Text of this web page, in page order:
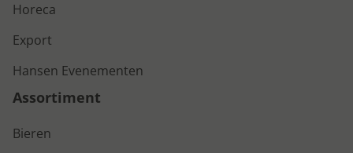
Horeca
Export
Hansen Evenementen
Assortiment
Bieren